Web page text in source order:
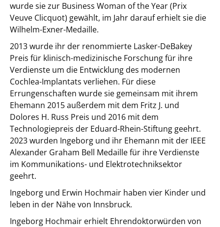
wurde sie zur Business Woman of the Year (Prix
Veuve Clicquot) gewählt, im Jahr darauf erhielt sie die
Wilhelm-Exner-Medaille.
2013 wurde ihr der renommierte Lasker-DeBakey
Preis für klinisch-medizinische Forschung für ihre
Verdienste um die Entwicklung des modernen
Cochlea-Implantats verliehen. Für diese
Errungenschaften wurde sie gemeinsam mit ihrem
Ehemann 2015 außerdem mit dem Fritz J. und
Dolores H. Russ Preis und 2016 mit dem
Technologiepreis der Eduard-Rhein-Stiftung geehrt.
2023 wurden Ingeborg und ihr Ehemann mit der IEEE
Alexander Graham Bell Medaille für ihre Verdienste
im Kommunikations- und Elektrotechniksektor
geehrt.
Ingeborg und Erwin Hochmair haben vier Kinder und
leben in der Nähe von Innsbruck.
Ingeborg Hochmair erhielt Ehrendoktorwürden von